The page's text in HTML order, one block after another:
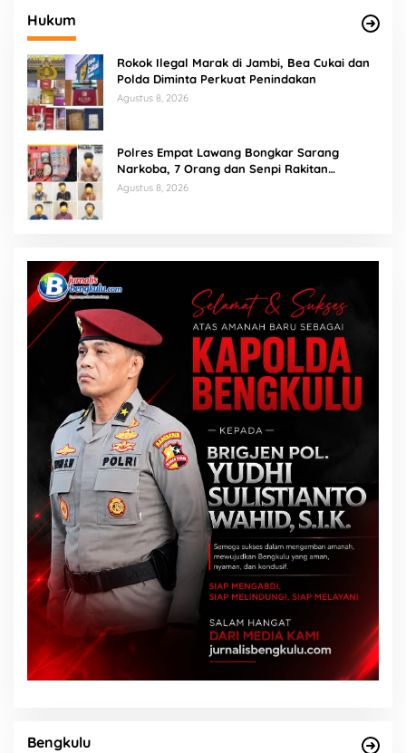
Hukum
Rokok Ilegal Marak di Jambi, Bea Cukai dan
Polda Diminta Perkuat Penindakan
Agustus 8, 2026
Polres Empat Lawang Bongkar Sarang
Narkoba, 7 Orang dan Senpi Rakitan
Diamankan
Agustus 8, 2026
Bengkulu